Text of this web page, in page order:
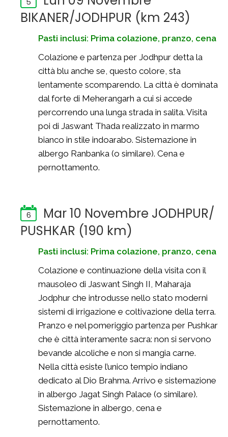
BIKANER/JODHPUR (km 243)
Pasti inclusi: Prima colazione, pranzo, cena
Colazione e partenza per Jodhpur detta la
città blu anche se, questo colore, sta
lentamente scomparendo. La città è dominata
dal forte di Meherangarh a cui si accede
percorrendo una lunga strada in salita. Visita
poi di Jaswant Thada realizzato in marmo
bianco in stile indoarabo. Sistemazione in
albergo Ranbanka (o similare). Cena e
pernottamento.
6
Mar 10 Novembre JODHPUR/
PUSHKAR (190 km)
Pasti inclusi: Prima colazione, pranzo, cena
Colazione e continuazione della visita con il
mausoleo di Jaswant Singh II, Maharaja
Jodphur che introdusse nello stato moderni
sistemi di irrigazione e coltivazione della terra.
Pranzo e nel pomeriggio partenza per Pushkar
che è città interamente sacra: non si servono
bevande alcoliche e non si mangia carne.
Nella città esiste l’unico tempio indiano
dedicato al Dio Brahma. Arrivo e sistemazione
in albergo Jagat Singh Palace (o similare).
Sistemazione in albergo, cena e
pernottamento.